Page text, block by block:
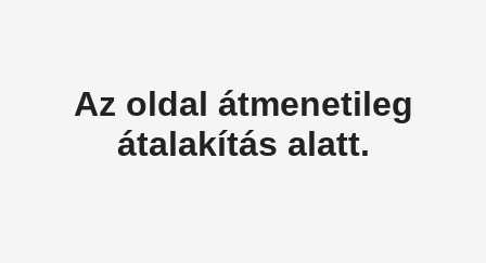
Az oldal átmenetileg
átalakítás alatt.